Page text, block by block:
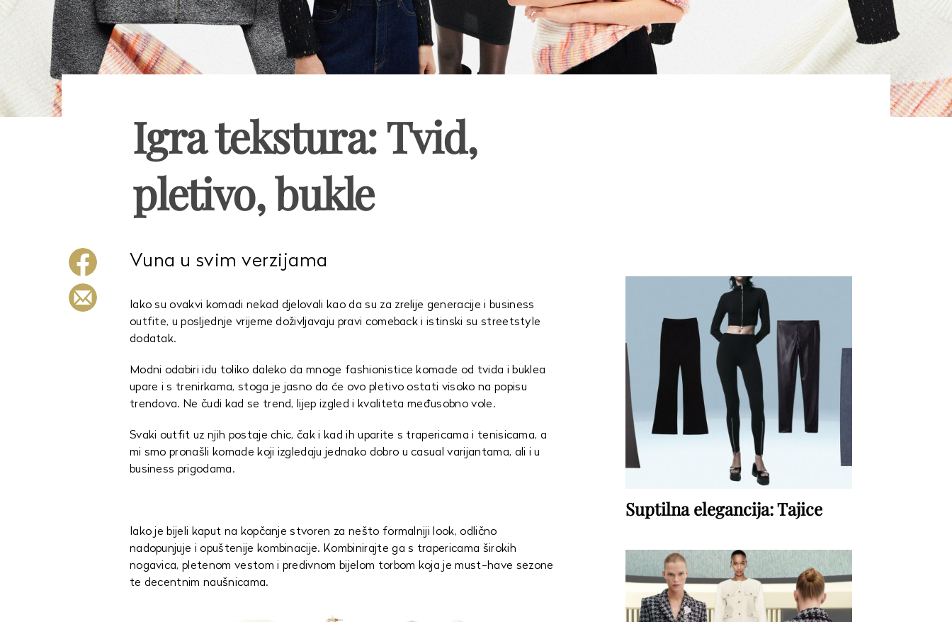
Igra tekstura: Tvid,
pletivo, bukle
Vuna u svim verzijama
Iako su ovakvi komadi nekad djelovali kao da su za zrelije generacije i business
outfite, u posljednje vrijeme doživljavaju pravi comeback i istinski su streetstyle
dodatak.
Modni odabiri idu toliko daleko da mnoge fashionistice komade od tvida i buklea
upare i s trenirkama, stoga je jasno da će ovo pletivo ostati visoko na popisu
trendova. Ne čudi kad se trend, lijep izgled i kvaliteta međusobno vole.
Svaki outfit uz njih postaje chic, čak i kad ih uparite s trapericama i tenisicama, a
mi smo pronašli komade koji izgledaju jednako dobro u casual varijantama, ali i u
business prigodama.
Iako je bijeli kaput na kopčanje stvoren za nešto formalniji look, odlično
nadopunjuje i opuštenije kombinacije. Kombinirajte ga s trapericama širokih
nogavica, pletenom vestom i predivnom bijelom torbom koja je must-have sezone
te decentnim naušnicama.
Suptilna elegancija: Tajice